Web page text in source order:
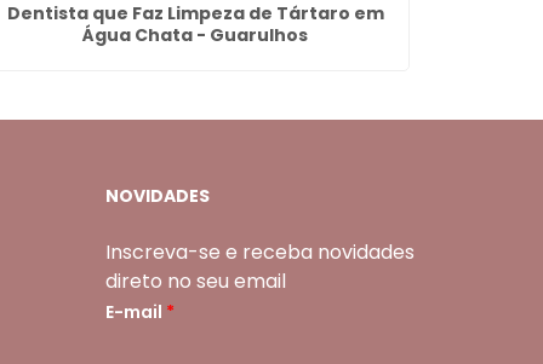
Dentista que Faz Limpeza de Tártaro em
Água Chata - Guarulhos
NOVIDADES
Inscreva-se e receba novidades
direto no seu email
E-mail *